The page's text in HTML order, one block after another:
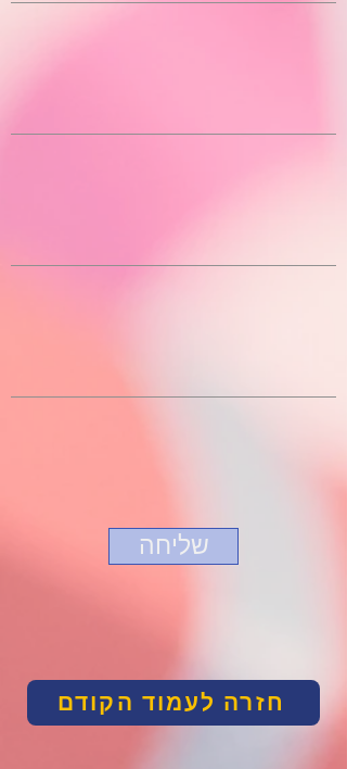
שליחה
חזרה לעמוד הקודם